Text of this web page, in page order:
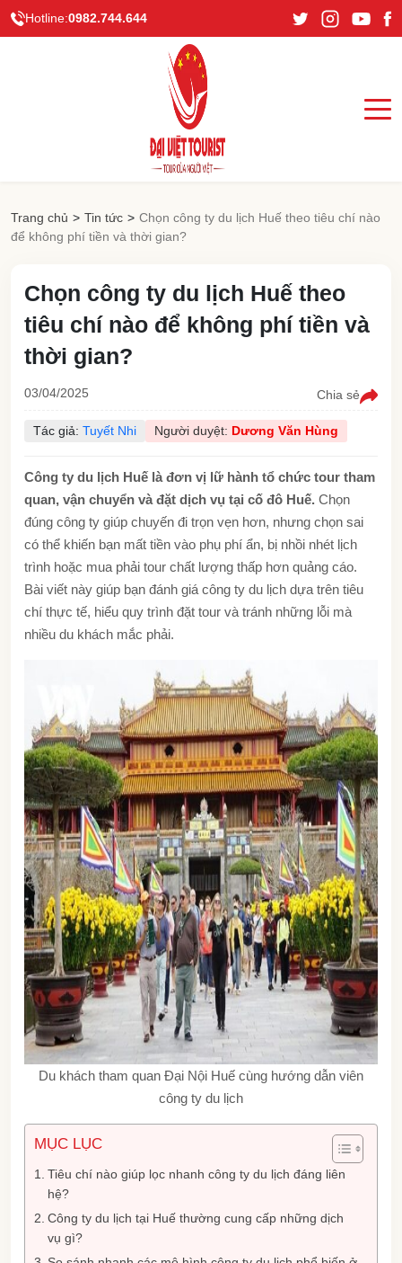
Hotline:0982.744.644
Trang chủ > Tin tức > Chọn công ty du lịch Huế theo tiêu chí nào
để không phí tiền và thời gian?
Chọn công ty du lịch Huế theo
tiêu chí nào để không phí tiền và
thời gian?
03/04/2025 Chia sẻ
Tác giả: Tuyết Nhi Người duyệt: Dương Văn Hùng
Công ty du lịch Huế là đơn vị lữ hành tổ chức tour tham
quan, vận chuyển và đặt dịch vụ tại cố đô Huế. Chọn
đúng công ty giúp chuyến đi trọn vẹn hơn, nhưng chọn sai
có thể khiến bạn mất tiền vào phụ phí ẩn, bị nhồi nhét lịch
trình hoặc mua phải tour chất lượng thấp hơn quảng cáo.
Bài viết này giúp bạn đánh giá công ty du lịch dựa trên tiêu
chí thực tế, hiểu quy trình đặt tour và tránh những lỗi mà
nhiều du khách mắc phải.
Du khách tham quan Đại Nội Huế cùng hướng dẫn viên
công ty du lịch
MỤC LỤC
Tiêu chí nào giúp lọc nhanh công ty du lịch đáng liên
hệ?
Công ty du lịch tại Huế thường cung cấp những dịch
vụ gì?